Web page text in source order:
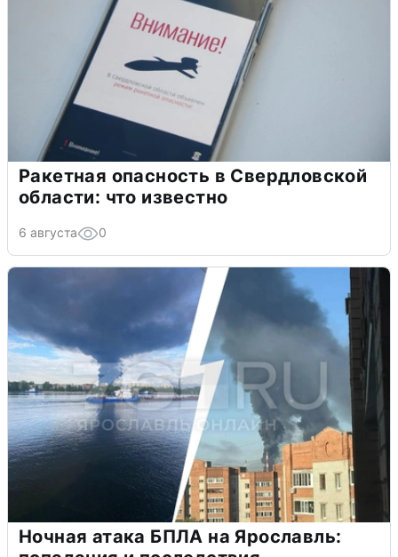
Ракетная опасность в Свердловской
области: что известно
6 августа 0
Ночная атака БПЛА на Ярославль: